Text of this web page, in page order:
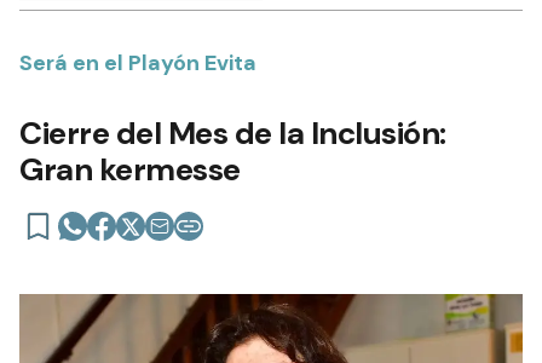
Será en el Playón Evita
Cierre del Mes de la Inclusión:
Gran kermesse